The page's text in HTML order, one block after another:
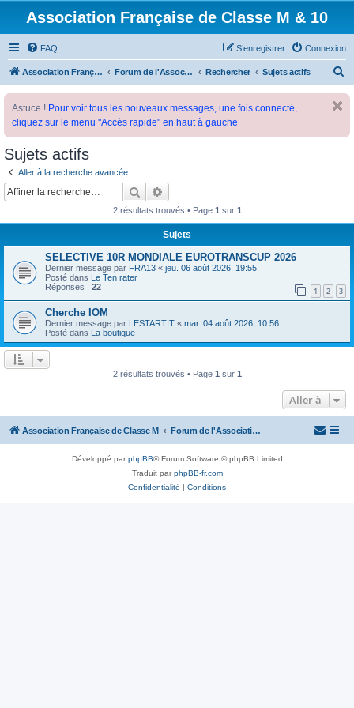
Association Française de Classe M & 10
FAQ Connexion
S’enregistrer
Association Française de Classe M Forum de l'Association Française de Classe M Rechercher Sujets actifs
e
Astuce ! Pour voir tous les nouveaux messages, une fois connecté,
cliquez sur le menu "Accès rapide" en haut à gauche
Sujets actifs
Aller à la recherche avancée
Rechercher
2 résultats trouvés • Page 1 sur 1
Sujets
SELECTIVE 10R MONDIALE EUROTRANSCUP 2026
Dernier message par FRA13 « jeu. 06 août 2026, 19:55
Posté dans Le Ten rater
Réponses : 22 1 2 3
Cherche IOM
Dernier message par LESTARTIT « mar. 04 août 2026, 10:56
Posté dans La boutique
2 résultats trouvés • Page 1 sur 1
Aller à
Association Française de Classe M Forum de l'Association Française de Classe M
Développé parphpBB® Forum Software © phpBB Limited
Traduit parphpBB-fr.com
Confidentialité | Conditions